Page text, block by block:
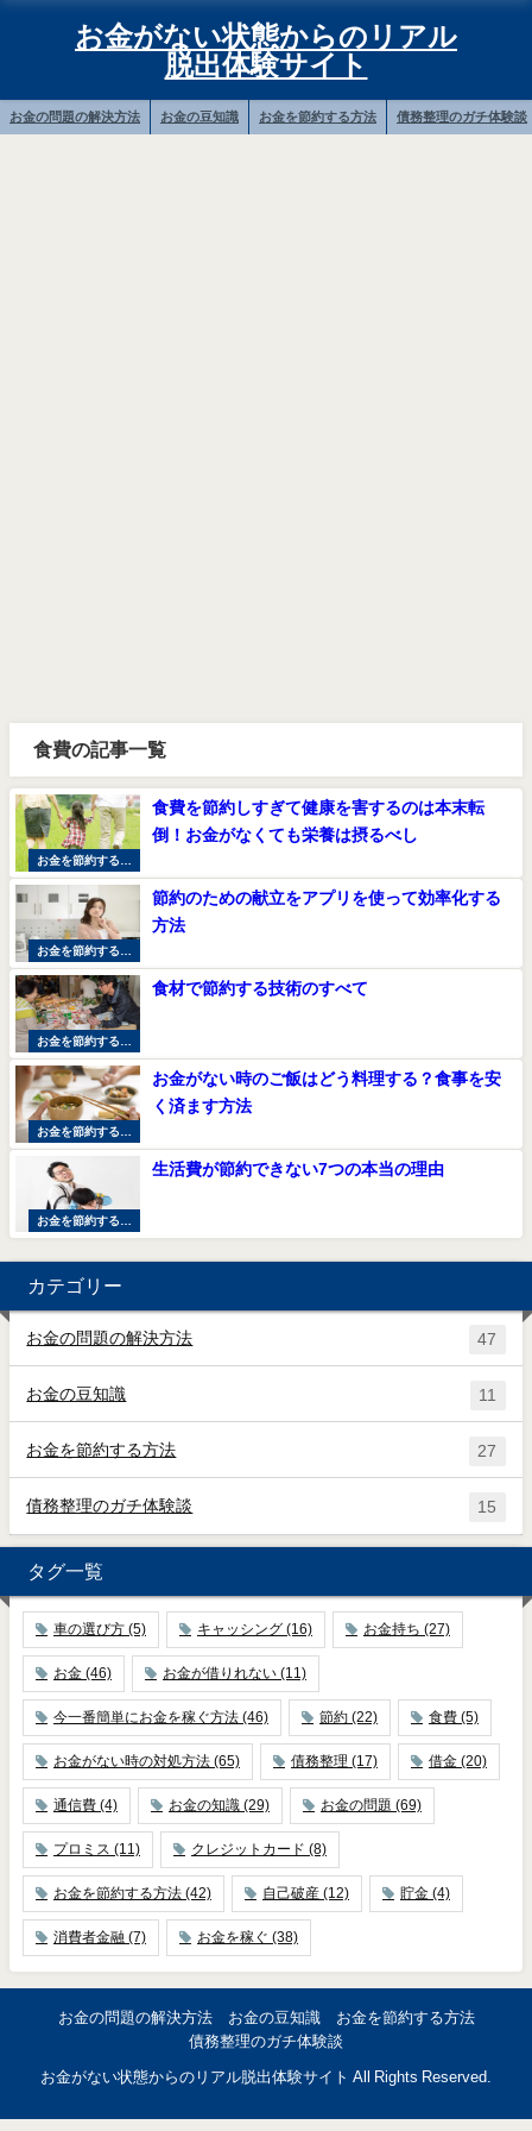
お金がない状態からのリアル
脱出体験サイト
お金の問題の解決方法 お金の豆知識 お金を節約する方法 債務整理のガチ体験談
食費の記事一覧
お金を節約する方
法
食費を節約しすぎて健康を害するのは本末転
倒！お金がなくても栄養は摂るべし
お金を節約する方
法
節約のための献立をアプリを使って効率化する
方法
お金を節約する方
法
食材で節約する技術のすべて
お金を節約する方
法
お金がない時のご飯はどう料理する？食事を安
く済ます方法
お金を節約する方
法
生活費が節約できない7つの本当の理由
カテゴリー
お金の問題の解決方法 47
お金の豆知識 11
お金を節約する方法 27
債務整理のガチ体験談 15
タグ一覧
車の選び方 (5) キャッシング (16) お金持ち (27)
お金 (46) お金が借りれない (11)
今一番簡単にお金を稼ぐ方法 (46) 節約 (22) 食費 (5)
お金がない時の対処方法 (65) 債務整理 (17) 借金 (20)
通信費 (4) お金の知識 (29) お金の問題 (69)
プロミス (11) クレジットカード (8)
お金を節約する方法 (42) 自己破産 (12) 貯金 (4)
消費者金融 (7) お金を稼ぐ (38)
お金の問題の解決方法 お金の豆知識
お金を節約する方法
債務整理のガチ体験談
お金がない状態からのリアル脱出体験サイト All Rights Reserved.